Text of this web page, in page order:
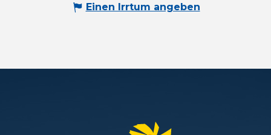
Einen Irrtum angeben